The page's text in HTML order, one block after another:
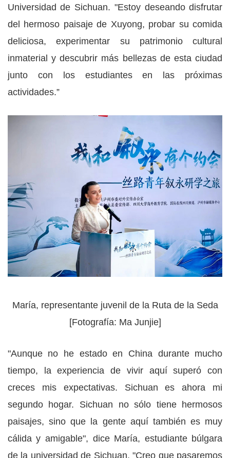
Universidad de Sichuan. "Estoy deseando disfrutar
del hermoso paisaje de Xuyong, probar su comida
deliciosa, experimentar su patrimonio cultural
inmaterial y descubrir más bellezas de esta ciudad
junto con los estudiantes en las próximas
actividades.”
María, representante juvenil de la Ruta de la Seda
[Fotografía: Ma Junjie]
"Aunque no he estado en China durante mucho
tiempo, la experiencia de vivir aquí superó con
creces mis expectativas. Sichuan es ahora mi
segundo hogar. Sichuan no sólo tiene hermosos
paisajes, sino que la gente aquí también es muy
cálida y amigable", dice María, estudiante búlgara
de la universidad de Sichuan. "Creo que pasaremos